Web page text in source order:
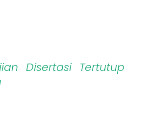
Disertasi Tertutup